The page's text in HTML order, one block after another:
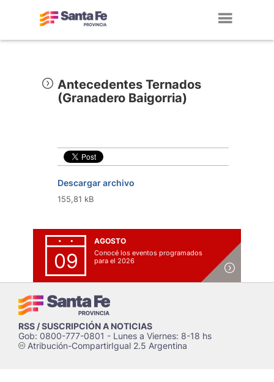
Antecedentes Ternados
(Granadero Baigorria)
Descargar archivo
155,81 kB
09
AGOSTO
Conocé los eventos programados
para el 2026
RSS / SUSCRIPCIÓN A NOTICIAS
Gob: 0800-777-0801 - Lunes a Viernes: 8-18 hs
cAtribución-CompartirIgual 2.5 Argentina